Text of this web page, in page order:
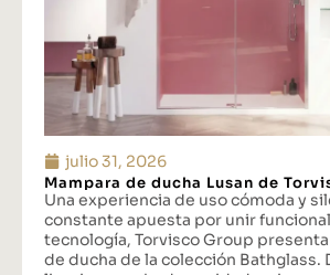
julio 31, 2026
Mampara de ducha Lusan de
Una experiencia de uso cómoda y
constante apuesta por unir
tecnología, Torvisco Group
de ducha de la colección Bathglass.